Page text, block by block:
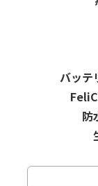
バッテ
防